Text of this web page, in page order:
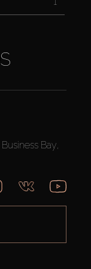
Bay,